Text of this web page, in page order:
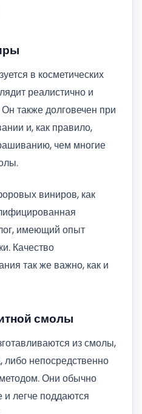
в косметических
реалистично и
также долговечен при
и, как правило,
чем многие
виниров, как
имеющий опыт
Качество
так же важно, как и
смолы
из смолы,
либо непосредственно
Они обычно
легче поддаются